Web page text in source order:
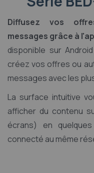
Diffusez vos
messages grâce à
disponible sur
créez vos offres ou
messages avec les
La surface intuitive
afficher du contenu
écrans) en
connecté au même